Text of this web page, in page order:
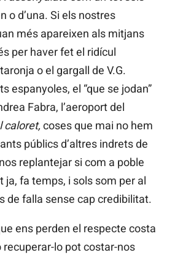
o d’una. Si els nostres
més apareixen als mitjans
per haver fet el ridícul
o el gargall de V.G.
espanyoles, el “que se jodan”
Fabra, l’aeroport del
caloret, coses que mai no hem
públics d’altres indrets de
replantejar si com a poble
ja, fa temps, i sols som per al
de falla sense cap credibilitat.
ens perden el respecte costa
lo pot costar-nos